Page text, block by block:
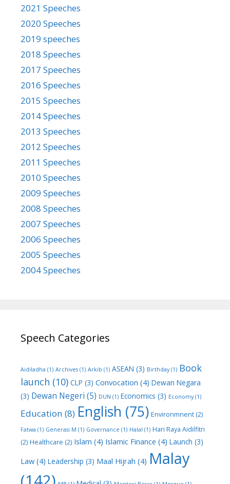
2021 Speeches
2020 Speeches
2019 speeches
2018 Speeches
2017 Speeches
2016 Speeches
2015 Speeches
2014 Speeches
2013 Speeches
2012 Speeches
2011 Speeches
2010 Speeches
2009 Speeches
2008 Speeches
2007 Speeches
2006 Speeches
2005 Speeches
2004 Speeches
Speech Categories
Aidiladha (1) Archives (1) Arkib (1) ASEAN (3) Birthday(1) Book
launch (10) CLP (3) Convocation (4) Dewan Negara
(3) Dewan Negeri (5) DUN (1) Economics (3) Economy(1)
Education (8) English (75) Environmnent (2)
Fatwa (1) Generasi M (1) Governance (1) Halal (1) Hari Raya Aidilfitri
(2) Healthcare (2) Islam (4) Islamic Finance (4) Launch (3)
Law (4) Leadership (3) Maal Hijrah (4) Malay